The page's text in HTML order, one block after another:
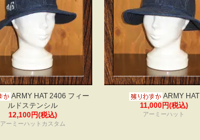
ARMY HAT 2406 フィー
ルドステンシル
12,100円(税込)
アーミーハットカスタム
ARMY HAT
11,000円(税込)
アーミーハット